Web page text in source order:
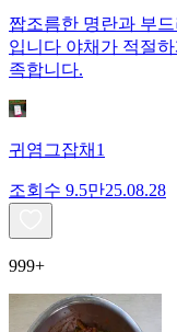
짭조름한 명란과 부
입니다 야채가 적절
족합니다.
귀염그잡채1
조회수 9.5만25.08.28
999+